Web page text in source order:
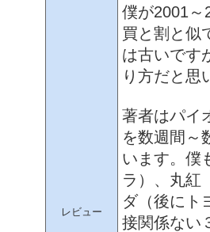
レビュー
僕が2001～
買と割と似
は古いです
り方だと思
著者はパイ
を数週間～
います。僕
ラ）、丸紅
ダ（後にト
接関係ない